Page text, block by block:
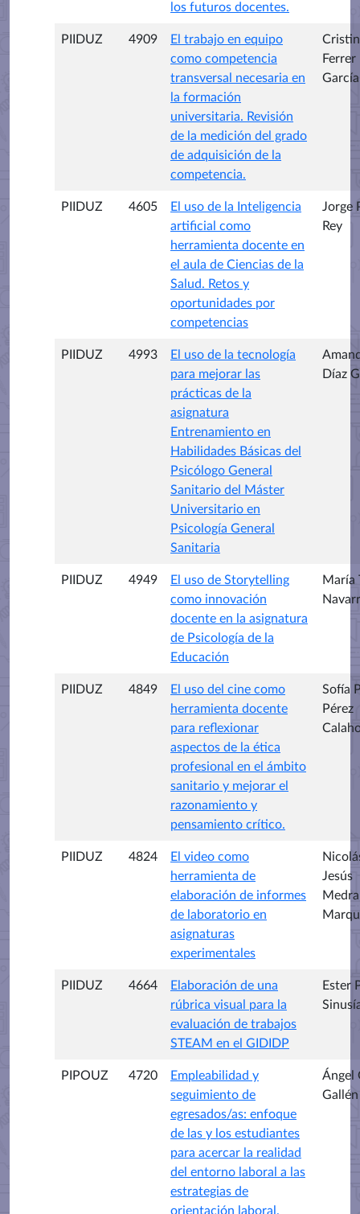
los futuros docentes.
PIIDUZ 4909
El trabajo en equipo
como competencia
transversal necesaria en
la formación
universitaria. Revisión
de la medición del grado
de adquisición de la
competencia.
Ferrer
García
PIIDUZ 4605
El uso de la Inteligencia
artificial como
herramienta docente en
el aula de Ciencias de la
Salud. Retos y
oportunidades por
competencias
Jorge
Rey
PIIDUZ 4993
El uso de la tecnología
para mejorar las
prácticas de la
asignatura
Entrenamiento en
Habilidades Básicas del
Psicólogo General
Sanitario del Máster
Universitario en
Psicología General
Sanitaria
Díaz
PIIDUZ 4949
El uso de Storytelling
como innovación
docente en la asignatura
de Psicología de la
Educación
María
PIIDUZ 4849
El uso del cine como
herramienta docente
para reflexionar
aspectos de la ética
profesional en el ámbito
sanitario y mejorar el
razonamiento y
pensamiento crítico.
Sofía
Pérez
PIIDUZ 4824
El video como
herramienta de
elaboración de informes
de laboratorio en
asignaturas
experimentales
Jesús
PIIDUZ 4664
Elaboración de una
rúbrica visual para la
evaluación de trabajos
STEAM en el GIDIDP
Ester
PIPOUZ 4720
Empleabilidad y
seguimiento de
egresados/as: enfoque
de las y los estudiantes
para acercar la realidad
del entorno laboral a las
estrategias de
orientación laboral.
Ángel
Gallén